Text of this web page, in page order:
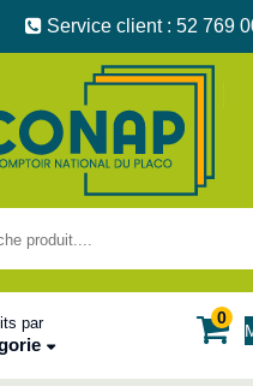
Service client : 52 769
0
par